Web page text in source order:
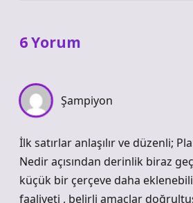
6 Yorum
Şampiyon
İlk satırlar anlaşılır ve düzenli;
Nedir açısından derinlik biraz
küçük bir çerçeve daha
faaliyeti , belirli amaçlar